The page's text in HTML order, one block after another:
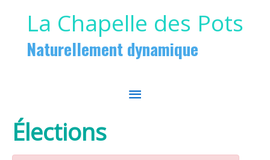
La Chapelle des Pots
Naturellement dynamique
MENU
Élections